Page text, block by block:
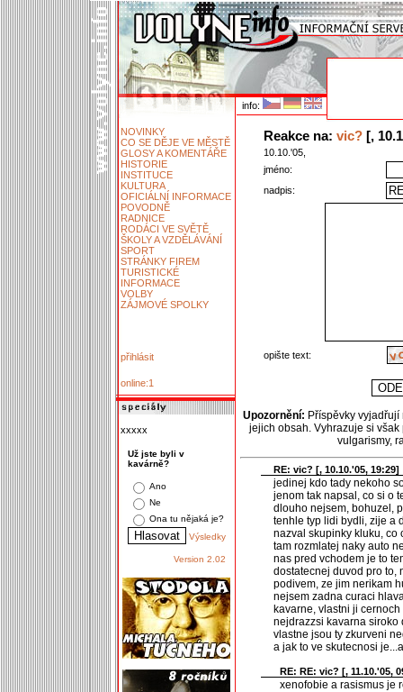
info:
NOVINKY
CO SE DĚJE VE MĚSTĚ
GLOSY A KOMENTÁŘE
HISTORIE
INSTITUCE
KULTURA
OFICIÁLNÍ INFORMACE
POVODNĚ
RADNICE
RODÁCI VE SVĚTĚ
ŠKOLY A VZDĚLÁVÁNÍ
SPORT
STRÁNKY FIREM
TURISTICKÉ
INFORMACE
VOLBY
ZÁJMOVÉ SPOLKY
přihlásit
online:1
xxxxx
Už jste byli v
kavárně?
Ano
Ne
Ona tu nějaká je?
Výsledky
Version 2.02
Reakce na: vic?[,
10.10.'05,
jméno:
nadpis:
opište text:
Upozornění: Příspěvky
jejich obsah. Vyhrazuje si
vulgarismy,
RE: vic? [, 10.10.'05, 19:29]
jedinej kdo tady nekoho
jenom tak napsal, co si o
dlouho nejsem, bohuzel,
tenhle typ lidi bydli, zije a
nazval skupinky kluku, co
tam rozmlatej naky auto
nas pred vchodem je to
dostatecnej duvod pro to,
podivem, ze jim nerikam
nejsem zadna curaci
kavarne, vlastni ji
nejdrazzsi kavarna siroko
vlastne jsou ty zkurveni
a jak to ve skutecnosi
RE: RE: vic? [, 11.10.'05,
xenofobie a rasismus je